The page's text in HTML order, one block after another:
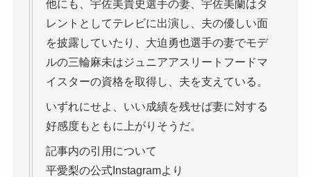
他にも、宇佐美貴史選手の妻、宇佐美蘭はタ
レントとしてテレビに出演し、夫の優しい面
を披露していたり、大迫勇也選手の妻でモデ
ルの三輪麻未はジュニアアスリートフードマ
イスターの資格を取得し、夫を支えている。
いずれにせよ、いい成績を残せば妻に対する
好感度もともに上がりそうだ。
記事内の引用について
平愛梨の公式Instagramより